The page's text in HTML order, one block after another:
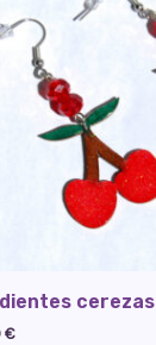
cerezas
€